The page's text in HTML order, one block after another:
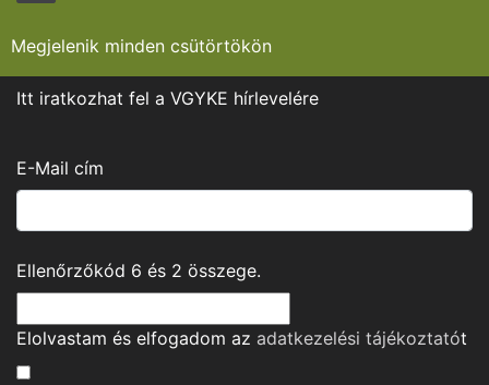
Megjelenik minden csütörtökön
Itt iratkozhat fel a VGYKE hírlevelére
E-Mail cím
Ellenőrzőkód 6 és 2 összege.
Elolvastam és elfogadom az adatkezelési tájékoztatót